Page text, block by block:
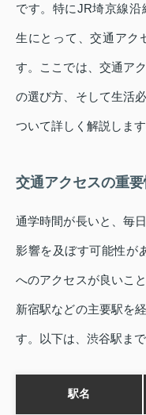
です。特にJR埼京線
生にとって、交通アク
す。ここでは、交通ア
の選び方、そして生活
ついて詳しく解説します
交通アクセスの重
通学時間が長いと、毎
影響を及ぼす可能性が
へのアクセスが良いこ
新宿駅などの主要駅を
す。以下は、渋谷駅ま
駅名